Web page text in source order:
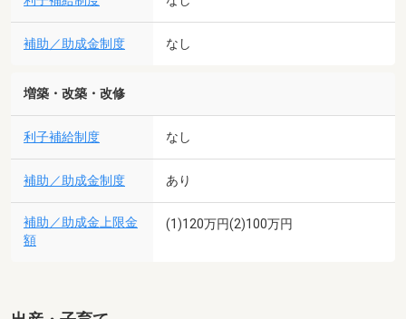
補助／助成金制度 なし
増築・改築・改修
利子補給制度 なし
補助／助成金制度 あり
補助／助成金上限金
額
(1)120万円(2)100万円